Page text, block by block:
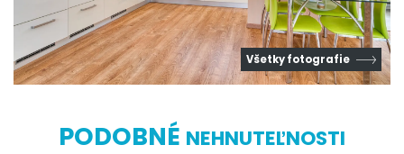
Všetky fotografie
PODOBNÉ NEHNUTEĽNOSTI